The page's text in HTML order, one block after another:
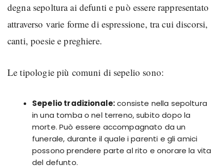
degna sepoltura ai defunti e può essere rappresentato
attraverso varie forme di espressione, tra cui discorsi,
canti, poesie e preghiere.
Le tipologie più comuni di sepelio sono:
Sepelio tradizionale:consiste nella sepoltura
in una tomba o nel terreno, subito dopo la
morte. Può essere accompagnato da un
funerale, durante il quale i parenti e gli amici
possono prendere parte al rito e onorare la vita
del defunto.